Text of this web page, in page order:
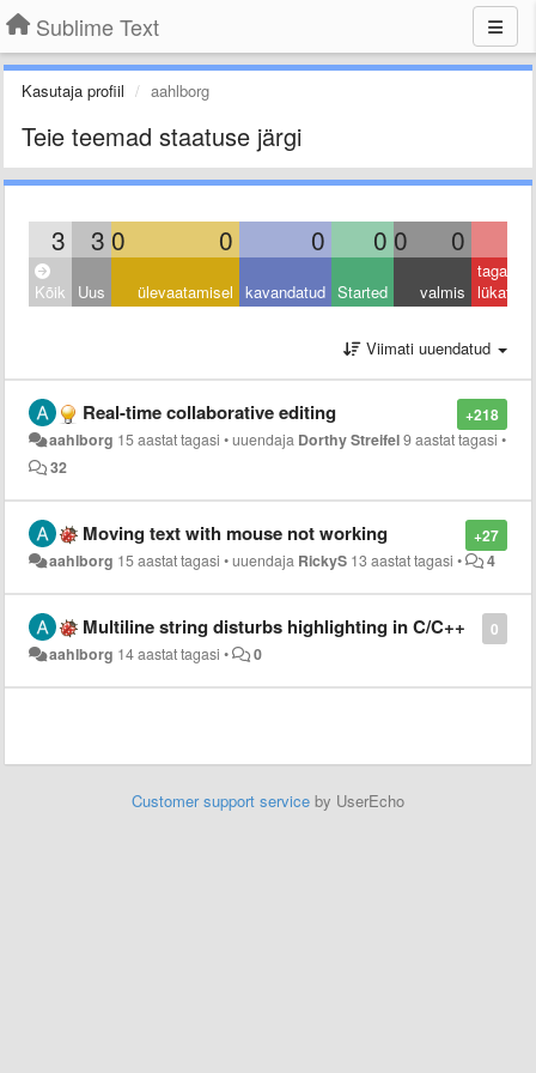
Sublime Text
Kasutaja profiil aahlborg
Teie teemad staatuse järgi
3 3 0 0 0 0 0 0
Kõik Uus ülevaatamisel kavandatud Started valmis
tagasi
lükatud
Viimati uuendatud
+218
Real-time collaborative editing
aahlborg 15 aastat tagasi •uuendaja Dorthy Streifel9 aastat tagasi •
32
+27
Moving text with mouse not working
aahlborg 15 aastat tagasi •uuendaja RickyS 13 aastat tagasi • 4
0
Multiline string disturbs highlighting in C/C++
aahlborg 14 aastat tagasi • 0
Customer support service by UserEcho